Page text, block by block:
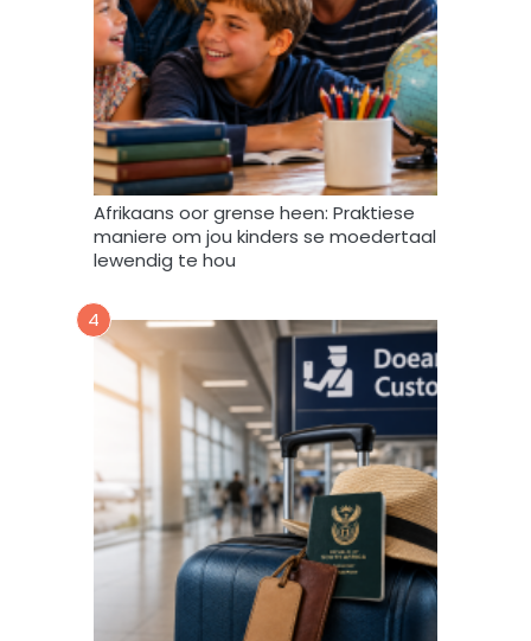
a
m
a
g
v
e
r
w
e
r
,
s
o
n
g
e
Afrikaans oor grense heen: Praktiese
maniere om jou kinders se moedertaal
lewendig te hou
4